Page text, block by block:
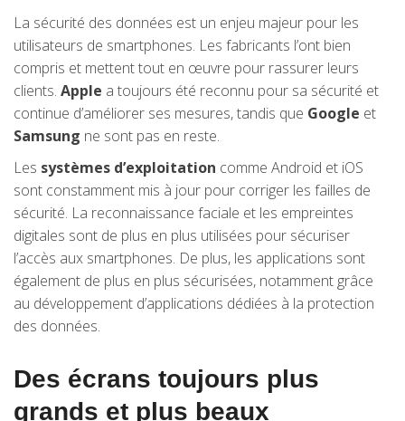
La sécurité des données est un enjeu majeur pour les
utilisateurs de smartphones. Les fabricants l’ont bien
compris et mettent tout en œuvre pour rassurer leurs
clients. Apple a toujours été reconnu pour sa sécurité et
continue d’améliorer ses mesures, tandis que Google et
Samsung ne sont pas en reste.
Les systèmes d’exploitation comme Android et iOS
sont constamment mis à jour pour corriger les failles de
sécurité. La reconnaissance faciale et les empreintes
digitales sont de plus en plus utilisées pour sécuriser
l’accès aux smartphones. De plus, les applications sont
également de plus en plus sécurisées, notamment grâce
au développement d’applications dédiées à la protection
des données.
Des écrans toujours plus
grands et plus beaux